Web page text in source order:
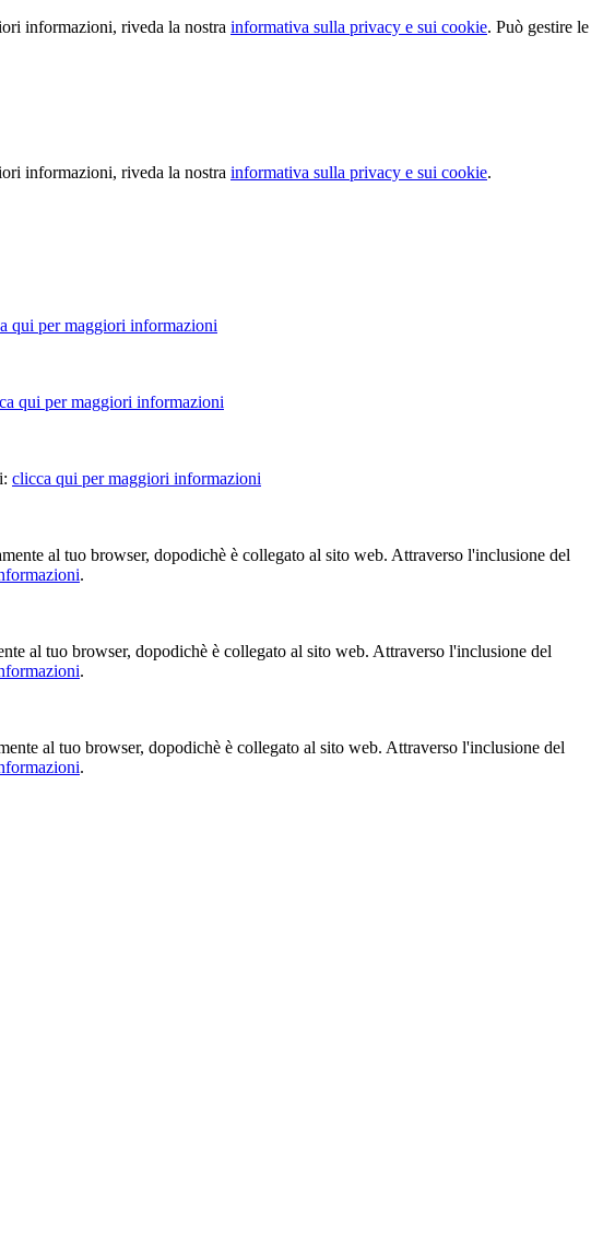
informazioni, riveda la nostra informativa sulla privacy e sui cookie. Può gestire le
informazioni, riveda la nostra informativa sulla privacy e sui cookie.
qui per maggiori informazioni
qui per maggiori informazioni
clicca qui per maggiori informazioni
al tuo browser, dopodichè è collegato al sito web. Attraverso l'inclusione del
.
al tuo browser, dopodichè è collegato al sito web. Attraverso l'inclusione del
.
al tuo browser, dopodichè è collegato al sito web. Attraverso l'inclusione del
.